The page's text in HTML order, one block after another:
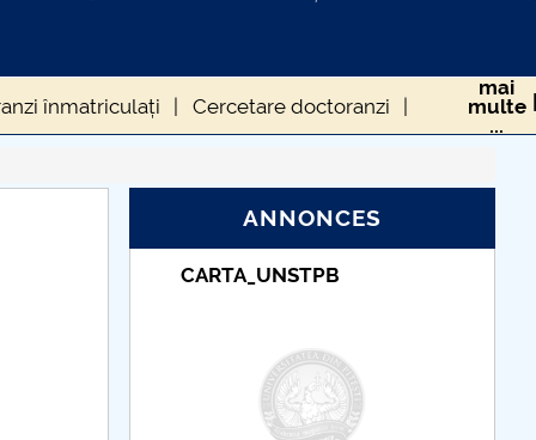
înmatriculați Cercetare doctoranzi
mai
multe
...
ANNONCES
Taxe de școlarizare